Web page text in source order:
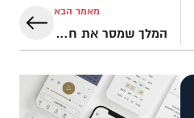
מאמר הבא
המלך שמסר את חייו עבור ישראל